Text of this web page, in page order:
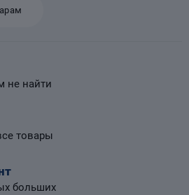
не найти
товары
больших